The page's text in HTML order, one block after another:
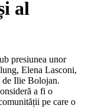
al
presiunea unor
Elena Lasconi,
de Ilie Bolojan.
a fi o
pe care o